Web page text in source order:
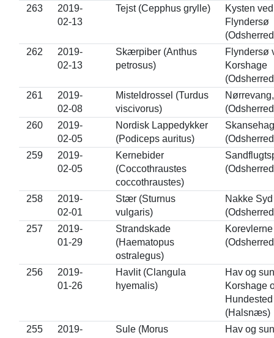
263
2019-
02-13
Tejst (Cepphus grylle)
Kysten ved
Flyndersø
262
2019-
02-13
Skærpiber (Anthus
petrosus)
Flyndersø
Korshage
261
2019-
02-08
Misteldrossel (Turdus
viscivorus)
260
2019-
02-05
Nordisk Lappedykker
(Podiceps auritus)
259
2019-
02-05
Kernebider
(Coccothraustes
coccothraustes)
258
2019-
02-01
Stær (Sturnus
vulgaris)
Nakke Syd
257
2019-
01-29
Strandskade
(Haematopus
ostralegus)
Korevlerne
256
2019-
01-26
Havlit (Clangula
hyemalis)
Hav og
Korshage
Hundested
(Halsnæs)
255
2019-
Sule (Morus
Hav og